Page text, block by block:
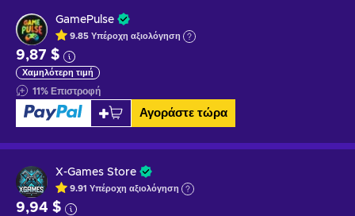
GamePulse
9.85 Υπέροχη αξιολόγηση
9,87 $
Χαμηλότερη τιμή
11% Επιστροφή
Αγοράστε τώρα
X-Games Store
9.91 Υπέροχη αξιολόγηση
9,94 $